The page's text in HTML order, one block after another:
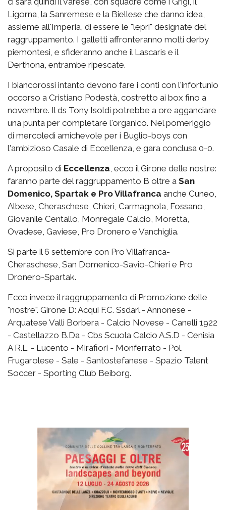
Ligorna, la Sanremese e la Biellese che danno idea,
assieme all'Imperia, di essere le "lepri" designate del
raggruppamento. I galletti affronteranno molti derby
piemontesi, e sfideranno anche il Lascaris e il
Derthona, entrambe ripescate.
I biancorossi intanto devono fare i conti con l'infortunio
occorso a Cristiano Podestà, costretto ai box fino a
novembre. Il ds Tony Isoldi potrebbe a ore agganciare
una punta per completare l'organico. Nel pomeriggio
di mercoledì amichevole per i Buglio-boys con
l'ambizioso Casale di Eccellenza, e gara conclusa 0-0.
A proposito di Eccellenza, ecco il Girone delle nostre:
faranno parte del raggruppamento B oltre a San
Domenico, Spartak e Pro Villafranca anche Cuneo,
Albese, Cheraschese, Chieri, Carmagnola, Fossano,
Giovanile Centallo, Monregale Calcio, Moretta,
Ovadese, Gaviese, Pro Dronero e Vanchiglia.
Si parte il 6 settembre con Pro Villafranca-
Cheraschese, San Domenico-Savio-Chieri e Pro
Dronero-Spartak.
Ecco invece il raggruppamento di Promozione delle
"nostre". Girone D: Acqui F.C. Ssdarl - Annonese -
Arquatese Valli Borbera - Calcio Novese - Canelli 1922
- Castellazzo B.Da - Cbs Scuola Calcio A.S.D - Cenisia
A R.L. - Lucento - Mirafiori - Monferrato - Pol.
Frugarolese - Sale - Santostefanese - Spazio Talent
Soccer - Sporting Club Beiborg.